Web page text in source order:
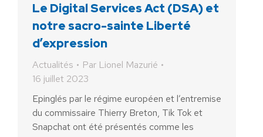
Le Digital Services Act (DSA) et
notre sacro-sainte Liberté
d’expression
Actualités Par Lionel Mazurié
16 juillet 2023
Epinglés par le régime européen et l’entremise
du commissaire Thierry Breton, Tik Tok et
Snapchat ont été présentés comme les